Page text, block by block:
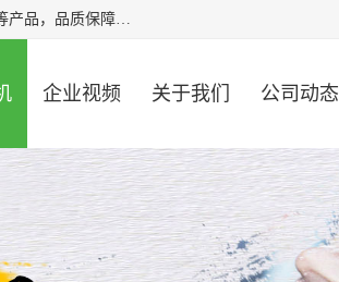
北京中创汇安科贸有限公司专业生产救援三脚架、天鹰4X气体检测仪、梅思安空气呼吸器、霍尼韦尔速差器等产品，品质保障，价格合理，欢迎在线致电咨询。
企业视频 关于我们 公司动态